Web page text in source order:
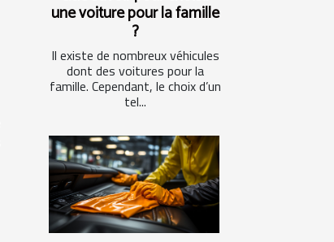
une voiture pour la famille
?
Il existe de nombreux véhicules
dont des voitures pour la
famille. Cependant, le choix d’un
tel...